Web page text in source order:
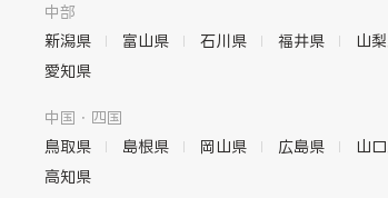
中部
新潟県
富山県 石川県 福井県 山
愛知県
中国・四国
鳥取県
島根県 岡山県 広島県 山
高知県